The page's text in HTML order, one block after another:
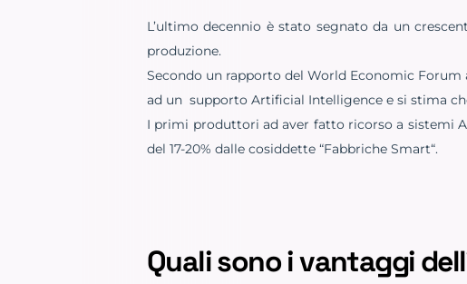
L’ultimo decennio è stato segnato da un
produzione.
Secondo un rapporto del World Economic
ad un supporto Artificial Intelligence e si stima
I primi produttori ad aver fatto ricorso a sistemi
del 17-20% dalle cosiddette “Fabbriche Smart“.
Quali sono i vantaggi